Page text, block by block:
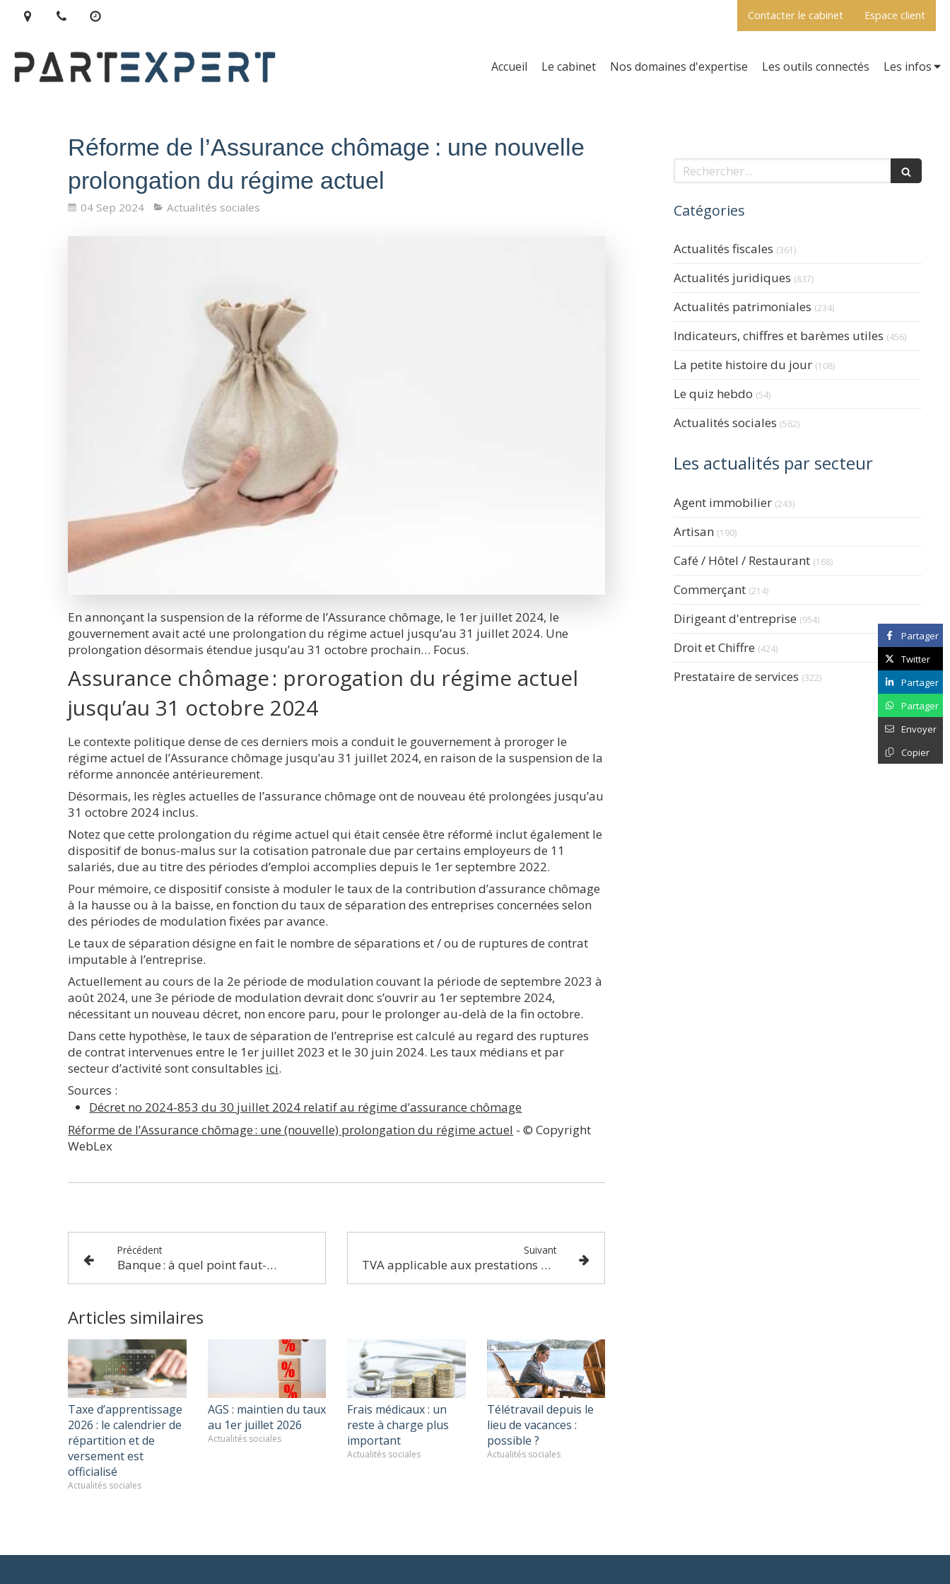
Espace client
Contacter le cabinet
Accueil Le cabinet Nos domaines d'expertise Les outils connectés Les infos
Réforme de l’Assurance chômage : une nouvelle
prolongation du régime actuel
04 Sep 2024 Actualités sociales
En annonçant la suspension de la réforme de l’Assurance chômage, le 1er juillet 2024, le
gouvernement avait acté une prolongation du régime actuel jusqu’au 31 juillet 2024. Une
prolongation désormais étendue jusqu’au 31 octobre prochain… Focus.
Assurance chômage : prorogation du régime actuel
jusqu’au 31 octobre 2024
Le contexte politique dense de ces derniers mois a conduit le gouvernement à proroger le
régime actuel de l’Assurance chômage jusqu’au 31 juillet 2024, en raison de la suspension de la
réforme annoncée antérieurement.
Désormais, les règles actuelles de l’assurance chômage ont de nouveau été prolongées jusqu’au
31 octobre 2024 inclus.
Notez que cette prolongation du régime actuel qui était censée être réformé inclut également le
dispositif de bonus-malus sur la cotisation patronale due par certains employeurs de 11
salariés, due au titre des périodes d’emploi accomplies depuis le 1er septembre 2022.
Pour mémoire, ce dispositif consiste à moduler le taux de la contribution d’assurance chômage
à la hausse ou à la baisse, en fonction du taux de séparation des entreprises concernées selon
des périodes de modulation fixées par avance.
Le taux de séparation désigne en fait le nombre de séparations et / ou de ruptures de contrat
imputable à l’entreprise.
Actuellement au cours de la 2e période de modulation couvant la période de septembre 2023 à
août 2024, une 3e période de modulation devrait donc s’ouvrir au 1er septembre 2024,
nécessitant un nouveau décret, non encore paru, pour le prolonger au-delà de la fin octobre.
Dans cette hypothèse, le taux de séparation de l’entreprise est calculé au regard des ruptures
de contrat intervenues entre le 1er juillet 2023 et le 30 juin 2024. Les taux médians et par
secteur d’activité sont consultables ici.
Sources :
Décret no 2024-853 du 30 juillet 2024 relatif au régime d’assurance chômage
Réforme de l’Assurance chômage : une (nouvelle) prolongation du régime actuel - © Copyright
WebLex
Précédent
Banque : à quel point faut-il surveiller ses clients ?
Suivant
TVA applicable aux prestations d'hébergement hôtelières et parahôtelières : une question de nuitées !
Articles similaires
Taxe d’apprentissage
2026 : le calendrier de
répartition et de
versement est
officialisé
Actualités sociales
AGS : maintien du taux
au 1er juillet 2026
Actualités sociales
Frais médicaux : un
reste à charge plus
important
Actualités sociales
Télétravail depuis le
lieu de vacances :
possible ?
Actualités sociales
Partager
Twitter
Partager
Partager
Envoyer
Copier
Rechercher
Catégories
Actualités fiscales (361)
Actualités juridiques (837)
Actualités patrimoniales (234)
Indicateurs, chiffres et barèmes utiles (456)
La petite histoire du jour (108)
Le quiz hebdo (54)
Actualités sociales (562)
Les actualités par secteur
Agent immobilier (243)Articles Count
Artisan (190)Articles Count
Café / Hôtel / Restaurant (168)Articles Count
Commerçant (214)Articles Count
Dirigeant d'entreprise (954)Articles Count
Droit et Chiffre (424)Articles Count
Prestataire de services (322)Articles Count